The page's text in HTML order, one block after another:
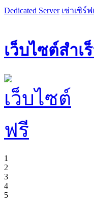
Dedicated Server เช่าเซิร์ฟ
เว็บไซต์สำเ
1
2
3
4
5